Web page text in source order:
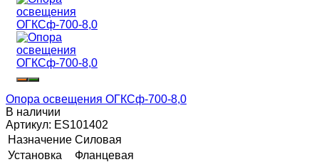
Опора освещения ОГКСф-700-8,0
В наличии
Артикул: ES101402
Назначение Силовая
Установка
Фланцевая